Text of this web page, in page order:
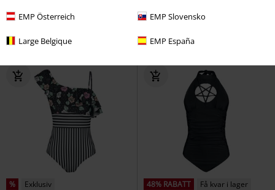
EMP Österreich EMP Slovensko
Large Belgique EMP España
by EMP
Baddräkt
Rock Rebel by EMP
% Exklusiv 48% RABATT
Få kvar i lager